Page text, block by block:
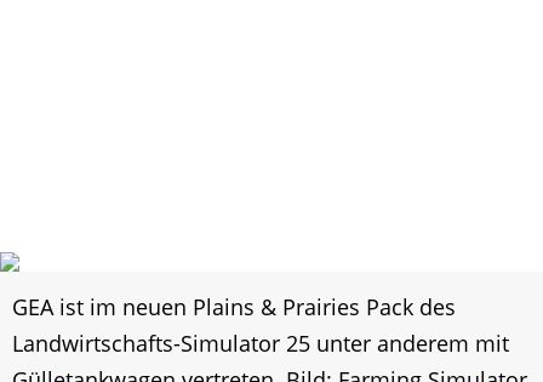
GEA ist im neuen Plains & Prairies Pack des
Landwirtschafts-Simulator 25 unter anderem mit